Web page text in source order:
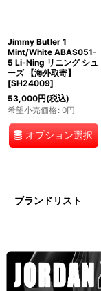
Jimmy Butler 1
Mint/White ABAS051-
5 Li-Ning リニング シュ
ーズ 【海外取寄】
[SH24009]
53,000円(税込)
希望小売価格: 0円
オプション選択
ブランドリスト